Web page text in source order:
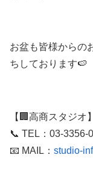
お盆も皆様からの
ちしております🍉
【🏢高商スタジオ】
📞 TEL：03-3356-
📧 MAIL： studio-